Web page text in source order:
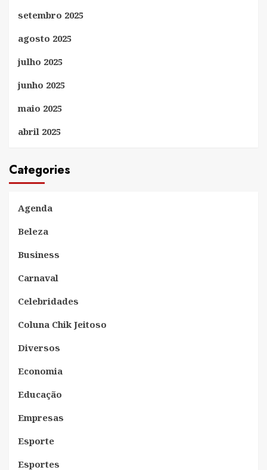
setembro 2025
agosto 2025
julho 2025
junho 2025
maio 2025
abril 2025
Categories
Agenda
Beleza
Business
Carnaval
Celebridades
Coluna Chik Jeitoso
Diversos
Economia
Educação
Empresas
Esporte
Esportes